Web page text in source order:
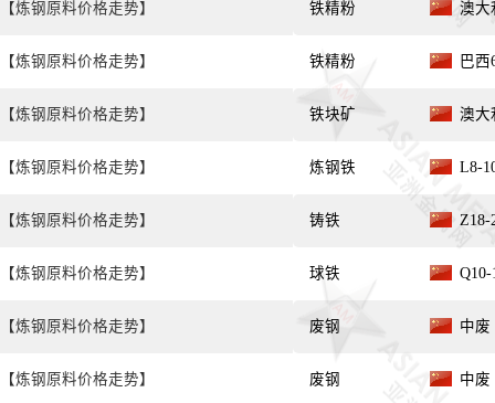
【炼钢原料价格走势】
【炼钢原料价格走势】
【炼钢原料价格走势】
【炼钢原料价格走势】
【炼钢原料价格走势】
【炼钢原料价格走势】
【炼钢原料价格走势】
【炼钢原料价格走势】
铁精粉 澳大
铁精粉 巴西
铁块矿 澳大
炼钢铁 L8-
铸铁 Z18-
球铁
废钢 中废
废钢 中废